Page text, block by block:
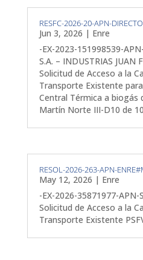
RESFC-2026-20-APN-
Jun 3, 2026 | Enre
-EX-2023-151998539-
S.A. – INDUSTRIAS JUAN
Solicitud de Acceso a la
Transporte Existente
Central Térmica a biogás
Martín Norte III-D10 de
RESOL-2026-263-APN-
May 12, 2026 | Enre
-EX-2026-35871977-APN-
Solicitud de Acceso a la
Transporte Existente